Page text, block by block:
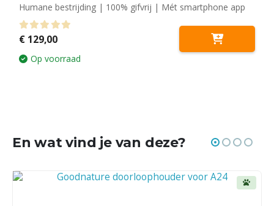
Humane bestrijding | 100% gifvrij | Mét smartphone app
0 out of 5
€129,00
Op voorraad
En wat vind je van deze?